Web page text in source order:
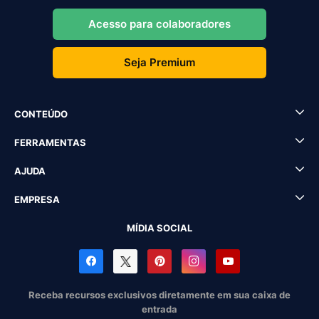
Acesso para colaboradores
Seja Premium
CONTEÚDO
FERRAMENTAS
AJUDA
EMPRESA
MÍDIA SOCIAL
Receba recursos exclusivos diretamente em sua caixa de
entrada